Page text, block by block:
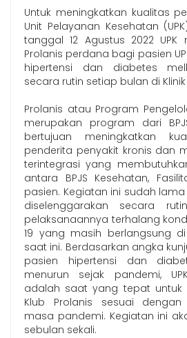
Untuk meningkatkan kualitas
Unit Pelayanan Kesehatan
tanggal 12 Agustus 2022 UPK
Prolanis perdana bagi pasien
hipertensi dan diabetes
secara rutin setiap bulan di Klinik
Prolanis atau Program
merupakan program dari
bertujuan meningkatkan
penderita penyakit kronis dan
terintegrasi yang
antara BPJS Kesehatan,
pasien. Kegiatan ini sudah
diselenggarakan secara
pelaksanaannya terhalang
19 yang masih berlangsung
saat ini. Berdasarkan angka
pasien hipertensi dan
menurun sejak pandemi,
adalah saat yang tepat untuk
Klub Prolanis sesuai
masa pandemi. Kegiatan ini
sebulan sekali.